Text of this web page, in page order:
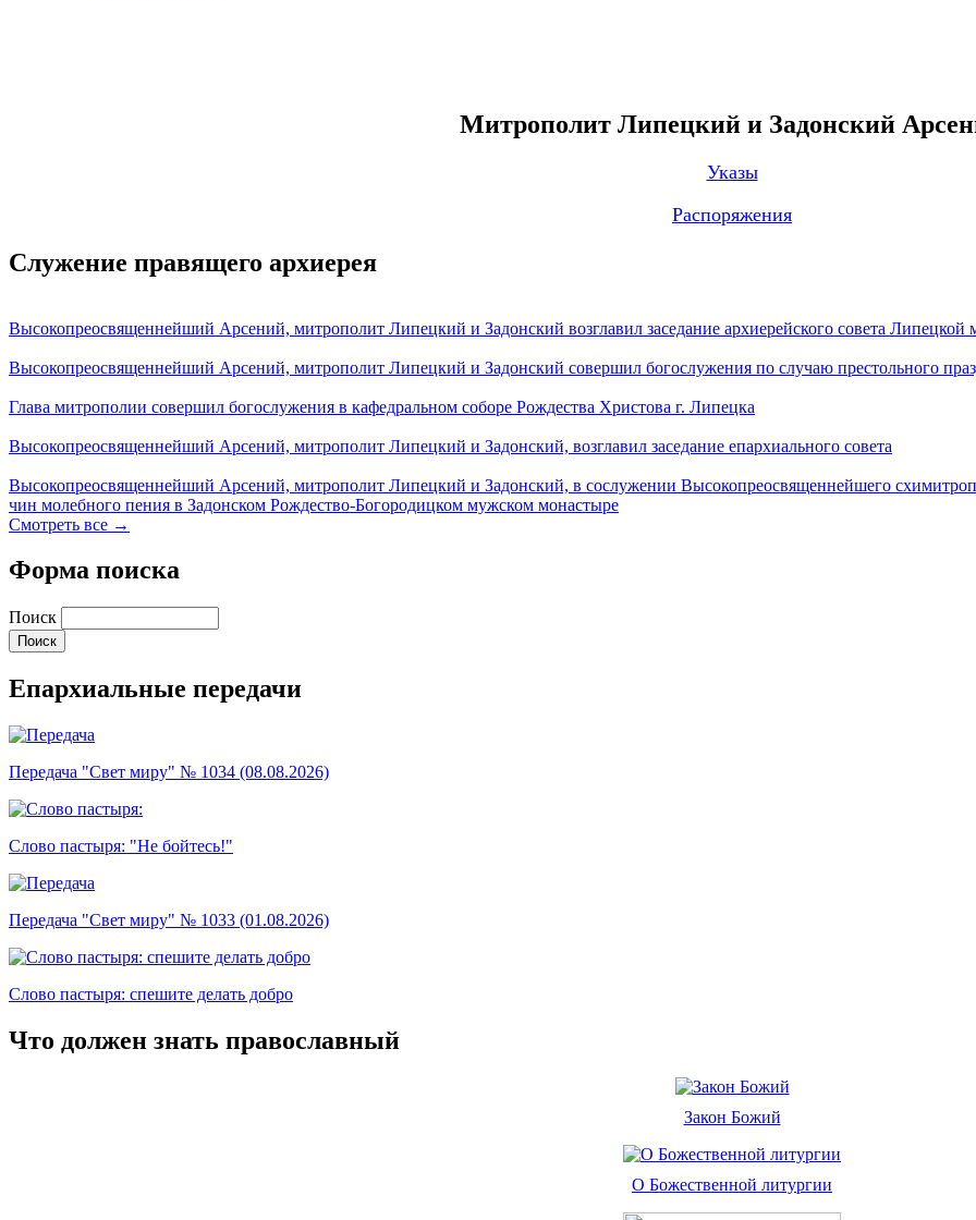
Митрополит Липецкий и Задонский
Указы
Распоряжения
Служение правящего архиерея
Высокопреосвященнейший Арсений, митрополит Липецкий и Задонский возглавил заседание архиерейского совета Липецкой
Высокопреосвященнейший Арсений, митрополит Липецкий и Задонский совершил богослужения по случаю престольного
Глава митрополии совершил богослужения в кафедральном соборе Рождества Христова г. Липецка
Высокопреосвященнейший Арсений, митрополит Липецкий и Задонский, возглавил заседание епархиального совета
Высокопреосвященнейший Арсений, митрополит Липецкий и Задонский, в сослужении Высокопреосвященнейшего
чин молебного пения в Задонском Рождество-Богородицком мужском монастыре
Смотреть все →
Форма поиска
Поиск
Епархиальные передачи
Передача "Свет миру" № 1034 (08.08.2026)
Слово пастыря: "Не бойтесь!"
Передача "Свет миру" № 1033 (01.08.2026)
Слово пастыря: спешите делать добро
Что должен знать православный
Закон Божий
О Божественной литургии